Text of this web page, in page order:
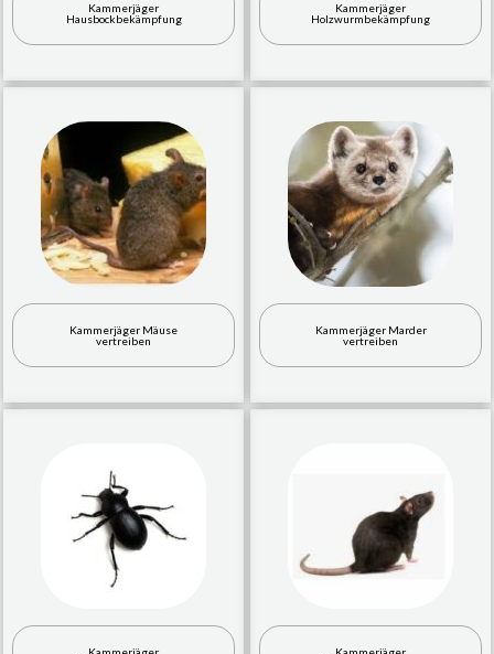
Kammerjäger
Hausbockbekämpfung
Kammerjäger
Holzwurmbekämpfung
Kammerjäger Mäuse
vertreiben
Kammerjäger Marder
vertreiben